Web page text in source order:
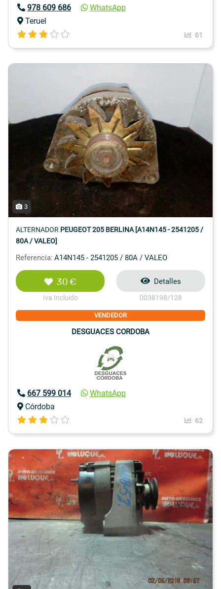
978 609 686
WhatsApp
Teruel
61
3
ALTERNADOR PEUGEOT 205 BERLINA [A14N145 - 2541205 /
80A / VALEO]
Referencia: A14N145 - 2541205 / 80A / VALEO
30 €
Iva Incluido
Detalles
0038198/128
VENDEDOR
DESGUACES CORDOBA
667 599 014
WhatsApp
Córdoba
62